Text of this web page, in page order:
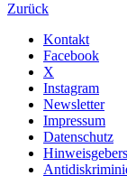
Zurück
Kontakt
Facebook
X
Instagram
Newsletter
Impressum
Datenschutz